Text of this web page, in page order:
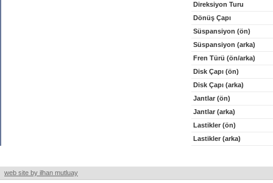
Direksiyon Turu
Dönüş Çapı
Süspansiyon (ön)
Süspansiyon (arka)
Fren Türü (ön/arka)
Disk Çapı (ön)
Disk Çapı (arka)
Jantlar (ön)
Jantlar (arka)
Lastikler (ön)
Lastikler (arka)
web site by ilhan mutluay